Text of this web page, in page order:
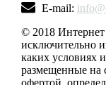
E-mail:
© 2018 Интернет
исключительно
каких условиях
размещенные на
офертой,